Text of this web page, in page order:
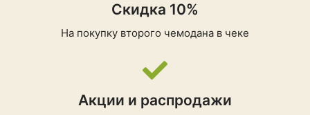
Скидка 10%
На покупку второго чемодана в чеке
Акции и распродажи